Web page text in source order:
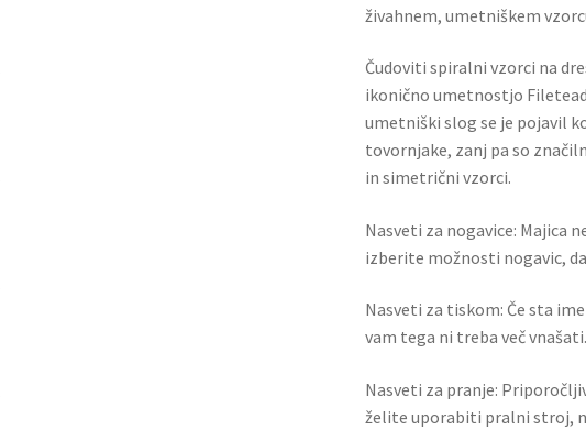
živahnem, umetniškem
Čudoviti spiralni vzorci na
ikonično umetnostjo
umetniški slog se je pojavil
tovornjake, zanj pa so
in simetrični vzorci.
Nasveti za nogavice: Majica
izberite možnosti nogavic,
Nasveti za tiskom: Če sta
vam tega ni treba več
Nasveti za pranje:
želite uporabiti pralni stroj,